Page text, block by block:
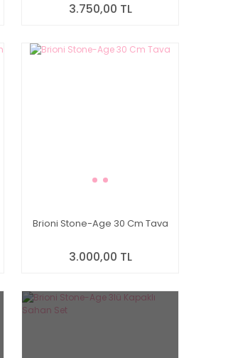
3.750,00 TL
Brioni Stone-Age 30 Cm Tava
3.000,00 TL